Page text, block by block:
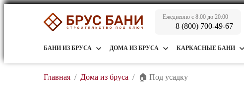
Ежедневно с 8:00 до 20:00
8 (800) 700-49-67
БАНИ ИЗ БРУСА ДОМА ИЗ БРУСА КАРКАСНЫЕ БАНИ
Главная / Дома из бруса / 🏠 Под усадку